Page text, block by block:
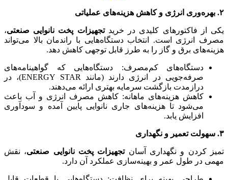
۲. بهره‌وری انرژی و کاهش هزینه‌های عملیاتی
یکی از فاکتورهای کلیدی در خریدتجهیزات پخت نانوایی صنعتی،
مصرف انرژی است. انتخاب دستگاه‌هایی با راندمان بالا می‌تواند
هزینه‌های برق و گاز را به طرز قابل توجهی کاهش دهد.
دستگاه‌های کم‌مصرف: دستگاه‌هایی که گواهینامه‌های
صرفه‌جویی در انرژی دارند (مانند ENERGY STAR)، در
درازمدت بازگشت سرمایه بهتری ارائه می‌دهند.
کاهش هزینه‌های ماهانه: کاهش مصرف انرژی و آب باعث
می‌شود تا هزینه‌های جاری نانوایی پایین آمده و سودآوری
افزایش یابد.
۳. سهولت تعمیر و نگهداری
تمیز کردن و نگهداری آسانتجهیزات پخت نانوایی صنعتی، نقش
مهمی در طول عمر و بهینه‌سازی عملکرد آن دارد.